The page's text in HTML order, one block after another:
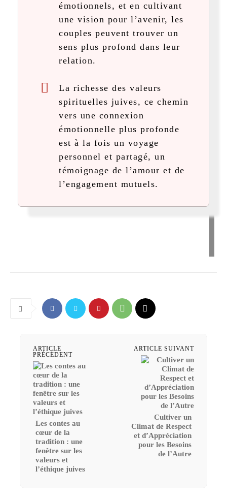
émotionnels, et en cultivant
une vision pour l’avenir, les
couples peuvent trouver un
sens plus profond dans leur
relation.
La richesse des valeurs
spirituelles juives, ce chemin
vers une connexion
émotionnelle plus profonde
est à la fois un voyage
personnel et partagé, un
témoignage de l’amour et de
l’engagement mutuels.
ARTICLE
PRÉCÉDENT
Les contes au
cœur de la
tradition : une
fenêtre sur les
valeurs et
l’éthique juives
ARTICLE SUIVANT
Cultiver un
Climat de Respect
et d’Appréciation
pour les Besoins
de l’Autre